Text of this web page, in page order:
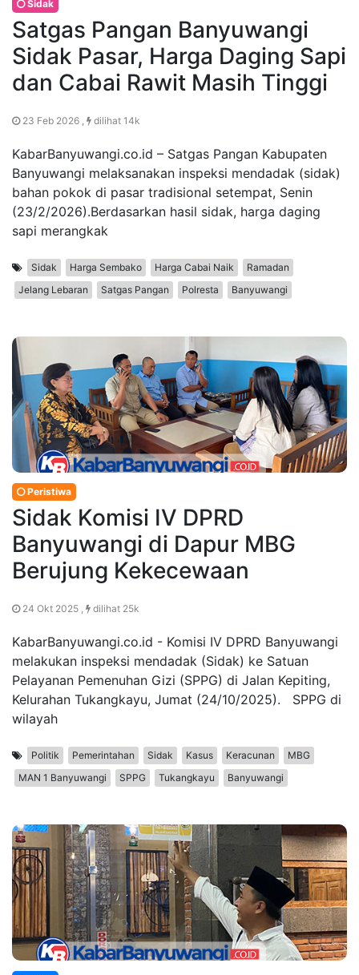
Sidak
Satgas Pangan Banyuwangi
Sidak Pasar, Harga Daging Sapi
dan Cabai Rawit Masih Tinggi
23 Feb 2026 , dilihat 14k
KabarBanyuwangi.co.id – Satgas Pangan Kabupaten
Banyuwangi melaksanakan inspeksi mendadak (sidak)
bahan pokok di pasar tradisional setempat, Senin
(23/2/2026).Berdasarkan hasil sidak, harga daging
sapi merangkak
Sidak Harga Sembako Harga Cabai Naik
Ramadan
Jelang Lebaran
Satgas Pangan Polresta Banyuwangi
Peristiwa
Sidak Komisi IV DPRD
Banyuwangi di Dapur MBG
Berujung Kekecewaan
24 Okt 2025 , dilihat 25k
KabarBanyuwangi.co.id - Komisi IV DPRD Banyuwangi
melakukan inspeksi mendadak (Sidak) ke Satuan
Pelayanan Pemenuhan Gizi (SPPG) di Jalan Kepiting,
Kelurahan Tukangkayu, Jumat (24/10/2025). SPPG di
wilayah
Politik Pemerintahan Sidak Kasus Keracunan
MBG
MAN 1 Banyuwangi
SPPG Tukangkayu Banyuwangi